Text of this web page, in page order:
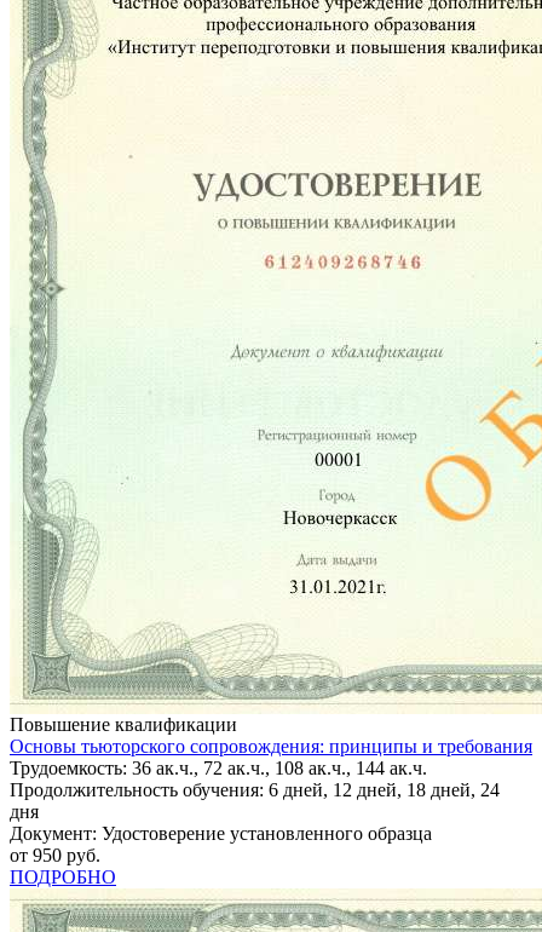
Повышение квалификации
Основы тьюторского сопровождения: принципы и требования
Трудоемкость: 36 ак.ч., 72 ак.ч., 108 ак.ч., 144 ак.ч.
Продолжительность обучения: 6 дней, 12 дней, 18 дней, 24
дня
Документ: Удостоверение установленного образца
от 950 руб.
ПОДРОБНО